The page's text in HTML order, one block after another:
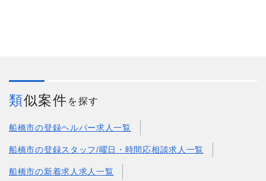
類似案件 を探す
船橋市の登録ヘルパー求人一覧
船橋市の登録スタッフ/曜日・時間応相談求人一覧
船橋市の新着求人求人一覧